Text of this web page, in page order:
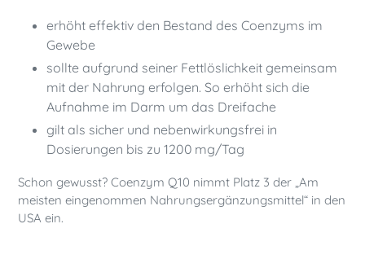
erhöht effektiv den Bestand des Coenzyms im
Gewebe
sollte aufgrund seiner Fettlöslichkeit gemeinsam
mit der Nahrung erfolgen. So erhöht sich die
Aufnahme im Darm um das Dreifache
gilt als sicher und nebenwirkungsfrei in
Dosierungen bis zu 1200 mg/Tag
Schon gewusst? Coenzym Q10 nimmt Platz 3 der „Am
meisten eingenommen Nahrungsergänzungsmittel“ in den
USA ein.